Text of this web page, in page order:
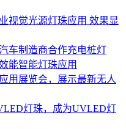
视觉光源灯珠应用 效果显
车制造商合作充电桩灯
能智能灯珠应用
用展览会，展示最新无人
灯珠，成为UVLED灯